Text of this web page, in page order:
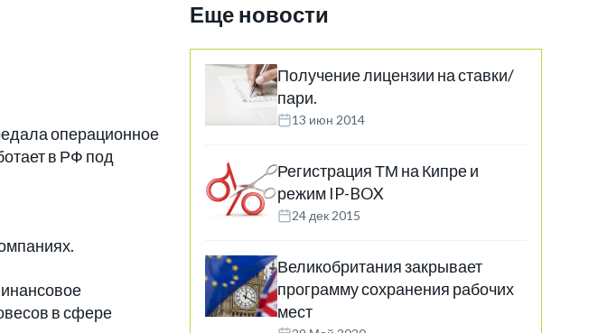
операционное
в РФ под
в сфере
Еще новости
Получение лицензии на ставки/
пари.
13 июн 2014
Регистрация ТМ на Кипре и
режим IP-BOX
24 дек 2015
Великобритания закрывает
программу сохранения рабочих
мест